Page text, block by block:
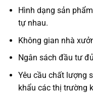
Hình dạng sản
tự nhau.
Không gian nhà
Ngân sách đầu tư
Yêu cầu chất lượng
khẩu các thị trường